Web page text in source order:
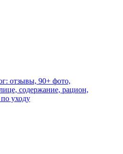
отзывы, 90+ фото,
содержание, рацион,
уходу